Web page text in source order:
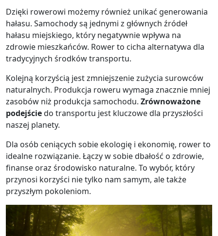
Dzięki rowerowi możemy również unikać generowania
hałasu. Samochody są jednymi z głównych źródeł
hałasu miejskiego, który negatywnie wpływa na
zdrowie mieszkańców. Rower to cicha alternatywa dla
tradycyjnych środków transportu.
Kolejną korzyścią jest zmniejszenie zużycia surowców
naturalnych. Produkcja roweru wymaga znacznie mniej
zasobów niż produkcja samochodu. Zrównoważone
podejściedo transportu jest kluczowe dla przyszłości
naszej planety.
Dla osób ceniących sobie ekologię i ekonomię, rower to
idealne rozwiązanie. Łączy w sobie dbałość o zdrowie,
finanse oraz środowisko naturalne. To wybór, który
przynosi korzyści nie tylko nam samym, ale także
przyszłym pokoleniom.